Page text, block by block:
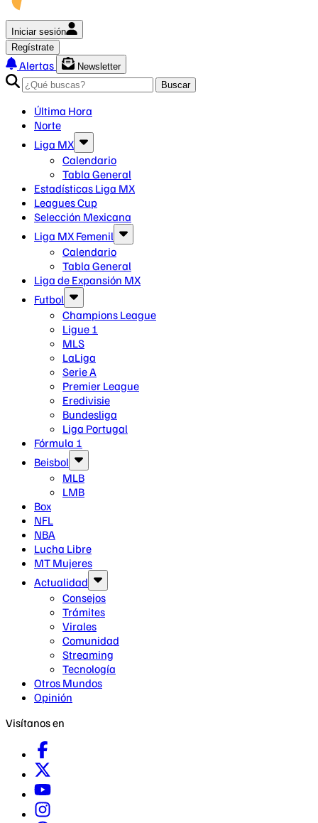
Iniciar sesión
Regístrate
Alertas
Newsletter
Buscar
Última Hora
Norte
Liga MX
Calendario
Tabla General
Estadísticas Liga MX
Leagues Cup
Selección Mexicana
Liga MX Femenil
Calendario
Tabla General
Liga de Expansión MX
Futbol
Champions League
Ligue 1
MLS
LaLiga
Serie A
Premier League
Eredivisie
Bundesliga
Liga Portugal
Fórmula 1
Beisbol
MLB
LMB
Box
NFL
NBA
Lucha Libre
MT Mujeres
Actualidad
Consejos
Trámites
Virales
Comunidad
Streaming
Tecnología
Otros Mundos
Opinión
Visítanos en